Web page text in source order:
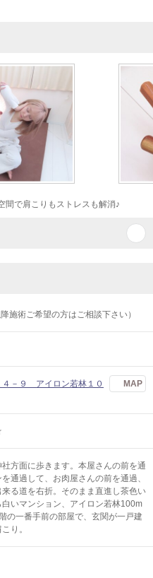
間で肩こりもストレスも解消♪
施術ご希望の方はご相談下さい）
４－９ アイロン若林１０
MAP
方面に歩きます。本屋さんの前を通
通過して、お肉屋さんの前を通過、
る道を右折。そのまま直進し茶色い
いマンション、アイロン若林100m
の一番手前の部屋で、玄関が一戸建
り。